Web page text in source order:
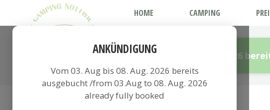
HOME CAMPING
ANKÜNDIGUNG
Vom 03. Aug bis 08. Aug. 2026 bereits
ausgebucht /from 03.Aug to 08. Aug. 2026
already fully booked
Vom 03. Aug bis 08. Aug. 2026